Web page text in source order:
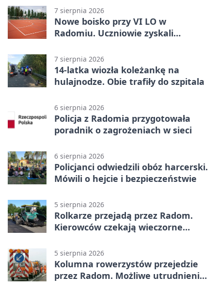
7 sierpnia 2026
Nowe boisko przy VI LO w
Radomiu. Uczniowie zyskali
7 sierpnia 2026
14-latka wiozła koleżankę na
hulajnodze. Obie trafiły do szpitala
6 sierpnia 2026
Policja z Radomia przygotowała
poradnik o zagrożeniach w sieci
6 sierpnia 2026
Policjanci odwiedzili obóz harcerski.
Mówili o hejcie i bezpieczeństwie
5 sierpnia 2026
Rolkarze przejadą przez Radom.
Kierowców czekają wieczorne
5 sierpnia 2026
Kolumna rowerzystów przejedzie
przez Radom. Możliwe utrudnienia